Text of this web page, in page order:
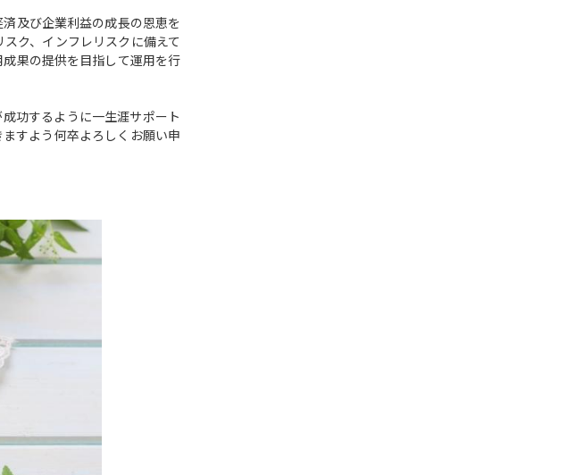
及び企業利益の成長の恩恵を
ク、インフレリスクに備えて
果の提供を目指して運用を行
功するように一生涯サポート
すよう何卒よろしくお願い申